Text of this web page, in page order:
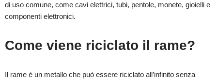
di uso comune, come cavi elettrici, tubi, pentole, monete, gioielli e
componenti elettronici.
Come viene riciclato il rame?
Il rame è un metallo che può essere riciclato all’infinito senza